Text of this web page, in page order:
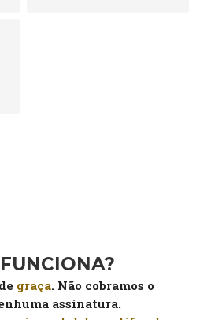
graça. Não cobramos o
assinatura.